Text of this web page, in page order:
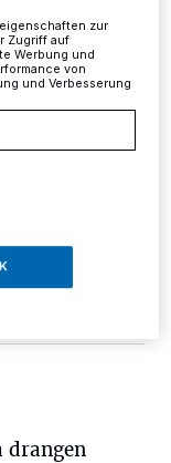
traf es in der
6.30 Uhr, an
Fenster
dann sämtliche
aufgehebelt
drangen
zur
Zugriff auf
Werbung und
von
und Verbesserung